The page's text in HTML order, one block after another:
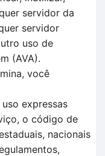
servidor da
servidor
uso de
(AVA).
você
expressas
o código de
nacionais